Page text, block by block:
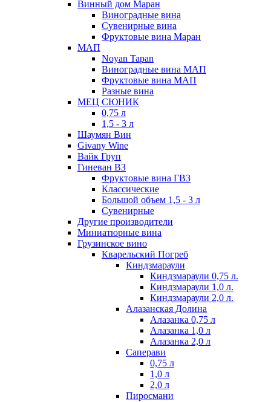
Винный дом Маран
Виноградные вина
Сувенирные вина
Фруктовые вина Маран
МАП
Noyan Tapan
Виноградные вина МАП
Фруктовые вина МАП
Разные вина
МЕЦ СЮНИК
0,75 л
1,5 - 3 л
Шаумян Вин
Givany Wine
Вайк Груп
Гиневан ВЗ
Фруктовые вина ГВЗ
Классические
Большой объем 1,5 - 3 л
Сувенирные
Другие производители
Миниатюрные вина
Грузинское вино
Кварельский Погреб
Киндзмараули
Киндзмараули 0,75 л.
Киндзмараули 1,0 л.
Киндзмараули 2,0 л.
Алазанская Долина
Алазанка 0,75 л
Алазанка 1,0 л
Алазанка 2,0 л
Саперави
0,75 л
1,0 л
2,0 л
Пиросмани